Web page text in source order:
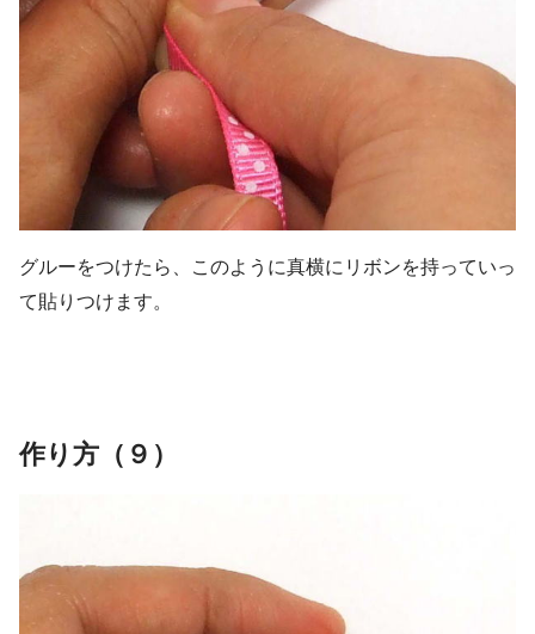
グルーをつけたら、このように真横にリボンを持っていっ
て貼りつけます。
作り方（９）